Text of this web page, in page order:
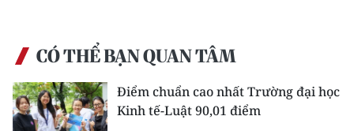
CÓ THỂ BẠN QUAN TÂM
Điểm chuẩn cao nhất Trường đại học
Kinh tế-Luật 90,01 điểm